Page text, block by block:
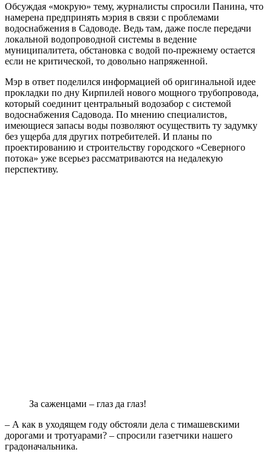
Обсуждая «мокрую» тему, журналисты спросили Панина, что
намерена предпринять мэрия в связи с проблемами
водоснабжения в Садоводе. Ведь там, даже после передачи
локальной водопроводной системы в ведение
муниципалитета, обстановка с водой по-прежнему остается
если не критической, то довольно напряженной.
Мэр в ответ поделился информацией об оригинальной идее
прокладки по дну Кирпилей нового мощного трубопровода,
который соединит центральный водозабор с системой
водоснабжения Садовода. По мнению специалистов,
имеющиеся запасы воды позволяют осуществить ту задумку
без ущерба для других потребителей. И планы по
проектированию и строительству городского «Северного
потока» уже всерьез рассматриваются на недалекую
перспективу.
За саженцами – глаз да глаз!
– А как в уходящем году обстояли дела с тимашевскими
дорогами и тротуарами? – спросили газетчики нашего
градоначальника.